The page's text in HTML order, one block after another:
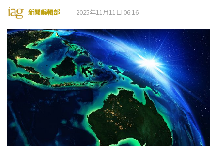
新聞編輯部 2025年11月11日 06:16